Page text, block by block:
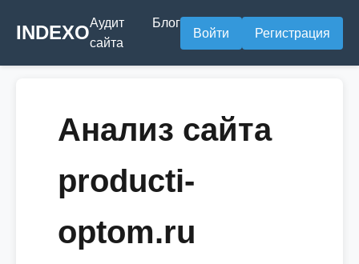
INDEXOАудит
сайта
Блог
Войти Регистрация
Анализ сайта
producti-
optom.ru